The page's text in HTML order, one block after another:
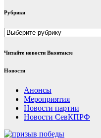
Рубрики
Рубрики
Читайте новости Вконтакте
Новости
Анонсы
Мероприятия
Новости партии
Новости СевКПРФ